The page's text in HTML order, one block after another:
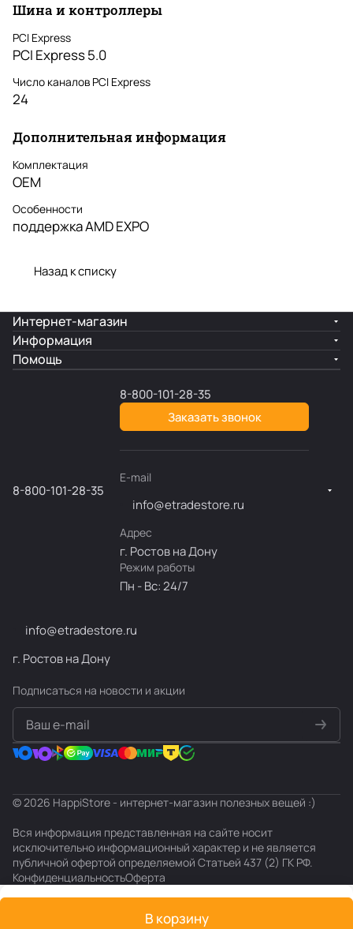
Шина и контроллеры
PCI Express
PCI Express 5.0
Число каналов PCI Express
24
Дополнительная информация
Комплектация
OEM
Особенности
поддержка AMD EXPO
Назад к списку
В корзину
Интернет-магазин
Информация
Помощь
8-800-101-28-35
8-800-101-28-35
Заказать звонок
E-mail
info@etradestore.ru
Адрес
г. Ростов на Дону
Режим работы
Пн - Вс: 24/7
info@etradestore.ru
г. Ростов на Дону
Подписаться на новости и акции
© 2026 HappiStore - интернет-магазин полезных вещей :)
Вся информация представленная на сайте носит
исключительно информационный характер и не является
публичной офертой определяемой Статьей 437 (2) ГК РФ.
КонфиденциальностьОферта